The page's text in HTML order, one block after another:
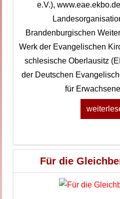
e.V.),
Brandenburgischen
Werk der Evangelischen
schlesische Oberlausitz
der Deutschen
für
Für die